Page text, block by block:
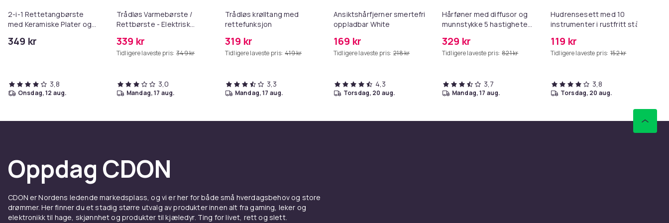
2-i-1 Rettetangbørste
med Keramiske Plater og
Oppvarming
349 kr
3,8
onsdag, 12 aug.
Trådløs Varmebørste /
Rettbørste - Elektrisk
339 kr
Tidligere laveste pris: 349 kr
3,0
mandag, 17 aug.
Trådløs krølltang med
rettefunksjon
319 kr
Tidligere laveste pris: 419 kr
3,3
mandag, 17 aug.
Ansiktshårfjerner smertefri
oppladbar White
169 kr
Tidligere laveste pris: 218 kr
4,3
torsdag, 20 aug.
Hårføner med diffusor og
munnstykke 5 hastigheter
329 kr
Tidligere laveste pris: 821 kr
3,7
mandag, 17 aug.
Hudrensesett med 10
instrumenter i rustfritt stål
119 kr
Tidligere laveste pris: 152 kr
3,8
torsdag, 20 aug.
Oppdag CDON
CDON er Nordens ledende markedsplass, og vi er her for både små hverdagsbehov og store
drømmer. Her finner du et stadig større utvalg av produkter innen alt fra gaming, leker og
elektronikk til hage, skjønnhet og produkter til kjæledyr. Ting for livet, rett og slett.